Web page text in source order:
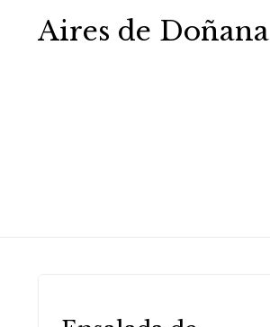
Aires de Doñana